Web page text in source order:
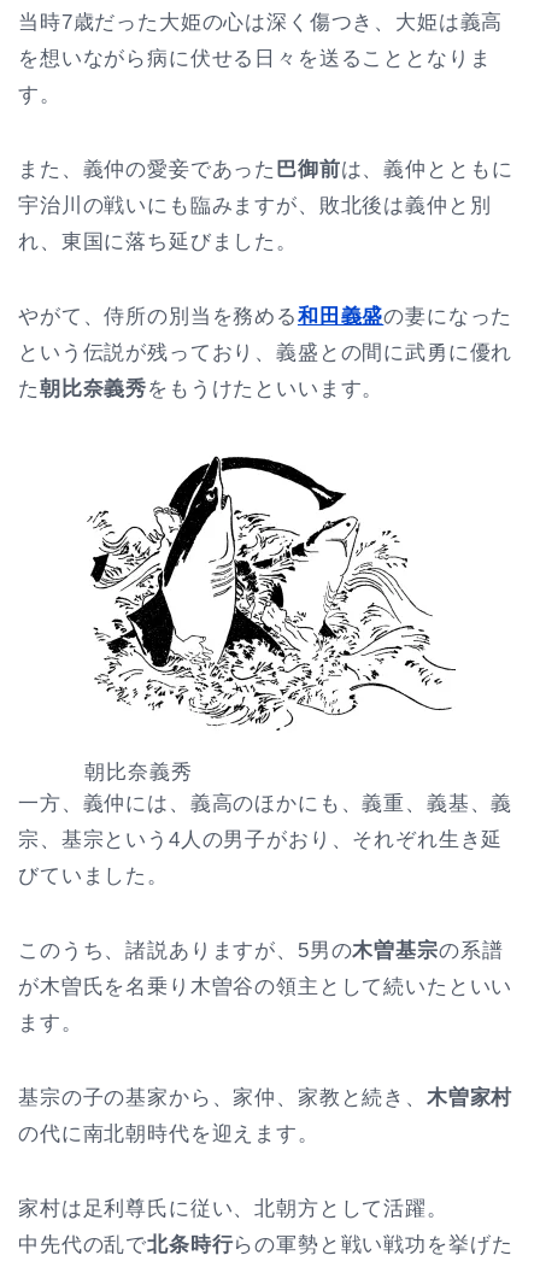
当時7歳だった大姫の心は深く傷つき、大姫は義高
を想いながら病に伏せる日々を送ることとなりま
す。
また、義仲の愛妾であった 巴御前は、義仲とともに
宇治川の戦いにも臨みますが、敗北後は義仲と別
れ、東国に落ち延びました。
やがて、侍所の別当を務める和田義盛の妻になった
という伝説が残っており、義盛との間に武勇に優れ
た朝比奈義秀をもうけたといいます。
朝比奈義秀
一方、義仲には、義高のほかにも、義重、義基、義
宗、基宗という4人の男子がおり、それぞれ生き延
びていました。
このうち、諸説ありますが、5男の木曽基宗の系譜
が木曽氏を名乗り木曽谷の領主として続いたといい
ます。
基宗の子の基家から、家仲、家教と続き、 木曽家村
の代に南北朝時代を迎えます。
家村は足利尊氏に従い、北朝方として活躍。
中先代の乱で北条時行らの軍勢と戦い戦功を挙げた